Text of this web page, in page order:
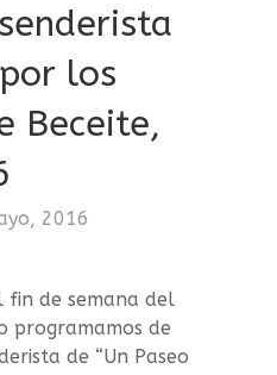
los
Beceite,
2016
fin de semana del
programamos de
de “Un Paseo